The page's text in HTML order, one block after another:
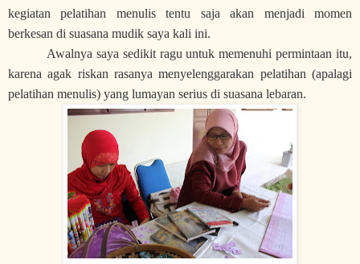
kegiatan pelatihan menulis tentu saja akan menjadi momen
berkesan di suasana mudik saya kali ini.
Awalnya saya sedikit ragu untuk memenuhi permintaan itu,
karena agak riskan rasanya menyelenggarakan pelatihan (apalagi
pelatihan menulis) yang lumayan serius di suasana lebaran.